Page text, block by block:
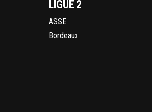
LIGUE 2
ASSE
Bordeaux